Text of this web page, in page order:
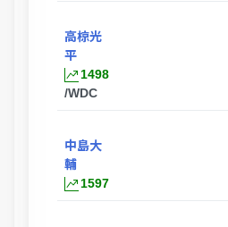
高椋光
平
1498
/WDC
中島大
輔
1597